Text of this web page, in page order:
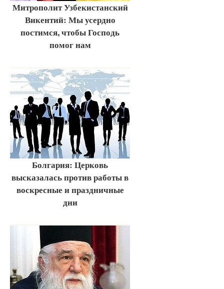
Митрополит Узбекистанский
Викентий: Мы усердно
постимся, чтобы Господь
помог нам
Болгария: Церковь
высказалась против работы в
воскресные и праздничные
дни